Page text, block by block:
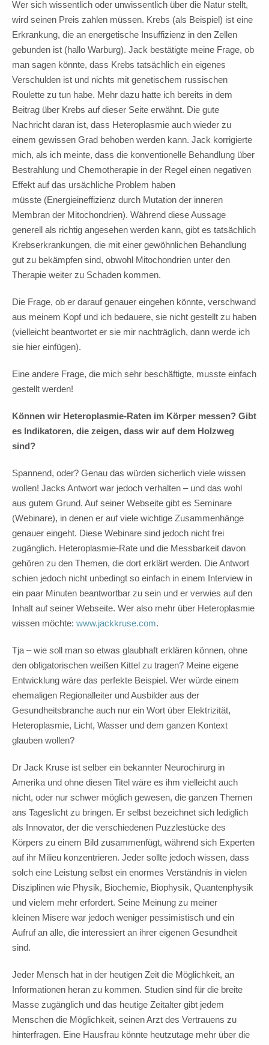
Wer sich wissentlich oder unwissentlich über die Natur stellt,
wird seinen Preis zahlen müssen. Krebs (als Beispiel) ist eine
Erkrankung, die an energetische Insuffizienz in den Zellen
gebunden ist (hallo Warburg). Jack bestätigte meine Frage, ob
man sagen könnte, dass Krebs tatsächlich ein eigenes
Verschulden ist und nichts mit genetischem russischen
Roulette zu tun habe. Mehr dazu hatte ich bereits in dem
Beitrag über Krebs auf dieser Seite erwähnt. Die gute
Nachricht daran ist, dass Heteroplasmie auch wieder zu
einem gewissen Grad behoben werden kann. Jack korrigierte
mich, als ich meinte, dass die konventionelle Behandlung über
Bestrahlung und Chemotherapie in der Regel einen negativen
Effekt auf das ursächliche Problem haben
müsste (Energieineffizienz durch Mutation der inneren
Membran der Mitochondrien). Während diese Aussage
generell als richtig angesehen werden kann, gibt es tatsächlich
Krebserkrankungen, die mit einer gewöhnlichen Behandlung
gut zu bekämpfen sind, obwohl Mitochondrien unter den
Therapie weiter zu Schaden kommen.
Die Frage, ob er darauf genauer eingehen könnte, verschwand
aus meinem Kopf und ich bedauere, sie nicht gestellt zu haben
(vielleicht beantwortet er sie mir nachträglich, dann werde ich
sie hier einfügen).
Eine andere Frage, die mich sehr beschäftigte, musste einfach
gestellt werden!
Können wir Heteroplasmie-Raten im Körper messen? Gibt
es Indikatoren, die zeigen, dass wir auf dem Holzweg
sind?
Spannend, oder? Genau das würden sicherlich viele wissen
wollen! Jacks Antwort war jedoch verhalten – und das wohl
aus gutem Grund. Auf seiner Webseite gibt es Seminare
(Webinare), in denen er auf viele wichtige Zusammenhänge
genauer eingeht. Diese Webinare sind jedoch nicht frei
zugänglich. Heteroplasmie-Rate und die Messbarkeit davon
gehören zu den Themen, die dort erklärt werden. Die Antwort
schien jedoch nicht unbedingt so einfach in einem Interview in
ein paar Minuten beantwortbar zu sein und er verwies auf den
Inhalt auf seiner Webseite. Wer also mehr über Heteroplasmie
wissen möchte: www.jackkruse.com.
Tja – wie soll man so etwas glaubhaft erklären können, ohne
den obligatorischen weißen Kittel zu tragen? Meine eigene
Entwicklung wäre das perfekte Beispiel. Wer würde einem
ehemaligen Regionalleiter und Ausbilder aus der
Gesundheitsbranche auch nur ein Wort über Elektrizität,
Heteroplasmie, Licht, Wasser und dem ganzen Kontext
glauben wollen?
Dr Jack Kruse ist selber ein bekannter Neurochirurg in
Amerika und ohne diesen Titel wäre es ihm vielleicht auch
nicht, oder nur schwer möglich gewesen, die ganzen Themen
ans Tageslicht zu bringen. Er selbst bezeichnet sich lediglich
als Innovator, der die verschiedenen Puzzlestücke des
Körpers zu einem Bild zusammenfügt, während sich Experten
auf ihr Milieu konzentrieren. Jeder sollte jedoch wissen, dass
solch eine Leistung selbst ein enormes Verständnis in vielen
Disziplinen wie Physik, Biochemie, Biophysik, Quantenphysik
und vielem mehr erfordert. Seine Meinung zu meiner
kleinen Misere war jedoch weniger pessimistisch und ein
Aufruf an alle, die interessiert an ihrer eigenen Gesundheit
sind.
Jeder Mensch hat in der heutigen Zeit die Möglichkeit, an
Informationen heran zu kommen. Studien sind für die breite
Masse zugänglich und das heutige Zeitalter gibt jedem
Menschen die Möglichkeit, seinen Arzt des Vertrauens zu
hinterfragen. Eine Hausfrau könnte heutzutage mehr über die